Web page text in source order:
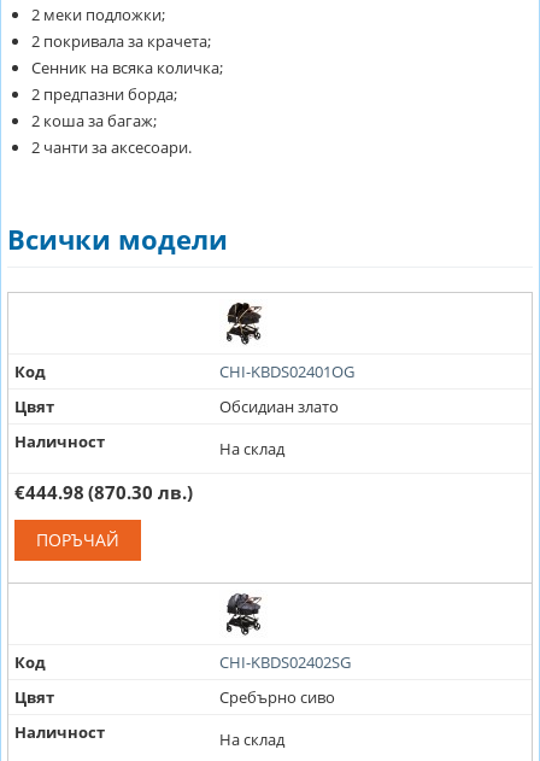
2 меки подложки;
2 покривала за крачета;
Сенник на всяка количка;
2 предпазни борда;
2 коша за багаж;
2 чанти за аксесоари.
Всички модели
Код
CHI-KBDS02401OG
Цвят
Обсидиан злато
Наличност
На склад
€444.98 (870.30 лв.)
ПОРЪЧАЙ
Код
CHI-KBDS02402SG
Цвят
Сребърно сиво
Наличност
На склад